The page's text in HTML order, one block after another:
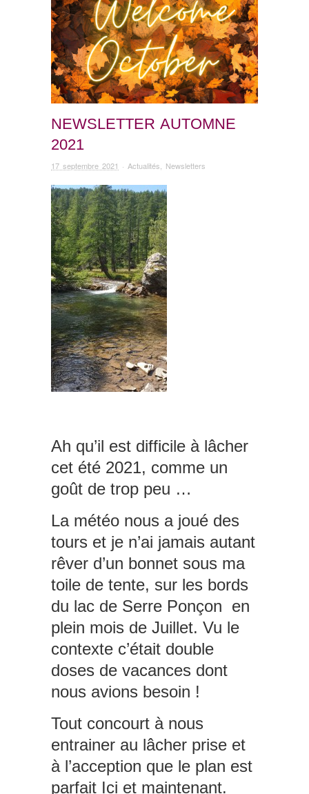
NEWSLETTER AUTOMNE
2021
17 septembre 2021 · Actualités Newsletters
Ah qu’il est difficile à lâcher
cet été 2021, comme un
goût de trop peu …
La météo nous a joué des
tours et je n’ai jamais autant
rêver d’un bonnet sous ma
toile de tente, sur les bords
du lac de Serre Ponçon en
plein mois de Juillet. Vu le
contexte c’était double
doses de vacances dont
nous avions besoin !
Tout concourt à nous
entrainer au lâcher prise et
à l’acception que le plan est
parfait Ici et maintenant.